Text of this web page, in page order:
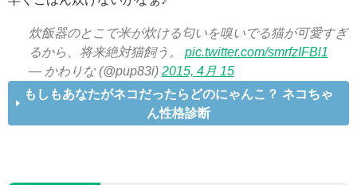
炊飯器のとこで米が炊ける匂いを嗅いでる猫が可愛すぎ
るから、将来絶対猫飼う。 pic.twitter.com/smrfzIFBl1
— かわりな (@pup83i) 2015, 4月 15
もしもあなたがネコだったらどのにゃんこ？ ネコちゃ
ん性格診断